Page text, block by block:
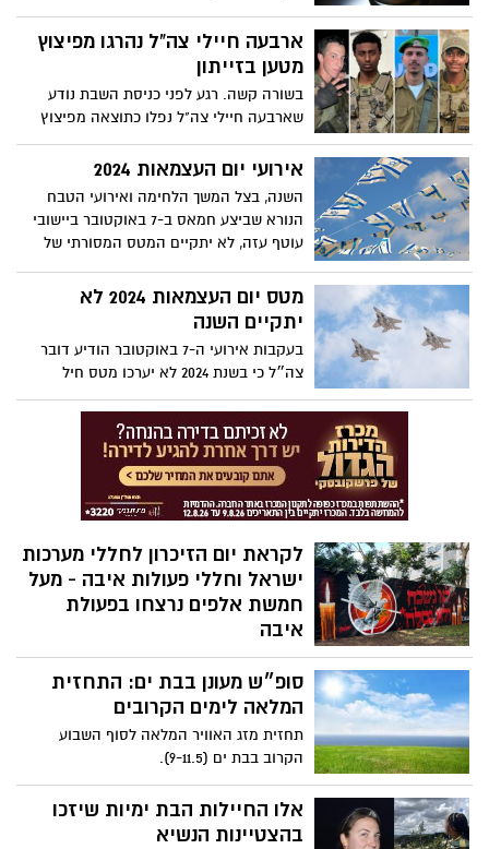
אירועי יום העצמאות ייחגגו בעיר בעצימות
נמוכה ואילו יום הזיכרון יצוין השנה לראשונה
בעיר באירוע "שרים לזכרם" עם מיטב אומני
ישראל.
ארבעה חיילי צה"ל נהרגו מפיצוץ
מטען בזייתון
בשורה קשה. רגע לפני כניסת השבת נודע
שארבעה חיילי צה"ל נפלו כתוצאה מפיצוץ
מטען בזייתון אשר ברצועת עזה. הודעה
נמסרה למשפחות ודובר צה"ל התיר לפרסם
אירועי יום העצמאות 2024
השנה, בצל המשך הלחימה ואירועי הטבח
הנורא שביצע חמאס ב-7 באוקטובר ביישובי
עוטף עזה, לא יתקיים המטס המסורתי של
מצטייני הנשיא, חידון התנ"ך ופרס ישראל.
מטס יום העצמאות 2024 לא
יתקיים השנה
בעקבות אירועי ה-7 באוקטובר הודיע דובר
צה״ל כי בשנת 2024 לא יערכו מטס חיל
האוויר, משט חיל הים ובסיסי צה״ל לא יפתחו
את שעריהם לציבור כמדי שנה שר הביטחון
יואב גלנט והרמטכ"ל הרצי הלוי החליטו שלא
לקיים השנה את המטס, לפי דובר צה"ל, זאת
"לאור מיקוד הצבא במלחמה ובהתאם
להמלצת מפקד חיל הים ומפקד חיל האוויר".
לקראת יום הזיכרון לחללי מערכות
ישראל וחללי פעולות איבה - מעל
חמשת אלפים נרצחו בפעולת
איבה
5,100 אזרחים נרצחו בפעולות טרור מאז
תחילת הישוב היהודי בארץ, 834 מתוכם רק
סופ״ש מעונן בבת ים: התחזית
המלאה לימים הקרובים
תחזית מזג האוויר המלאה לסוף השבוע
הקרוב בבת ים (9-11.5).
אלו החיילות הבת ימיות שיזכו
בהצטיינות הנשיא